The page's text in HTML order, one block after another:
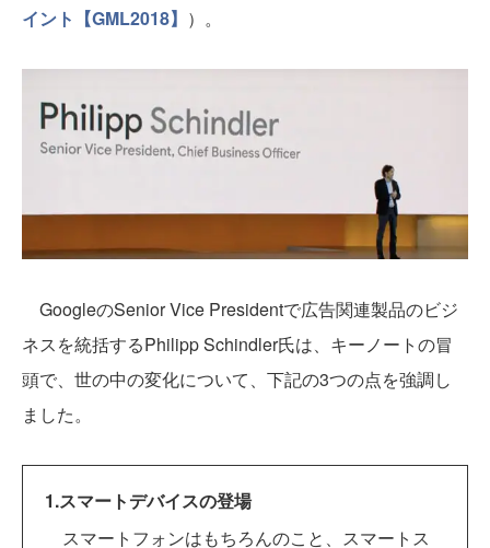
イント【GML2018】 ）。
GoogleのSenior Vice Presidentで広告関連製品のビジ
ネスを統括するPhilipp Schindler氏は、キーノートの冒
頭で、世の中の変化について、下記の3つの点を強調し
ました。
1.スマートデバイスの登場
スマートフォンはもちろんのこと、スマートス